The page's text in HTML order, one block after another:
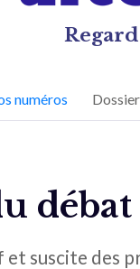
numéros
débat
et suscite des